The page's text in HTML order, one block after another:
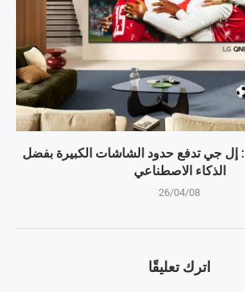
QNED evo 2026 : إل جي تدفع حدود الشاشات الكبيرة بفضل
الذكاء الاصطناعي
26/04/08
اترك تعليقًا